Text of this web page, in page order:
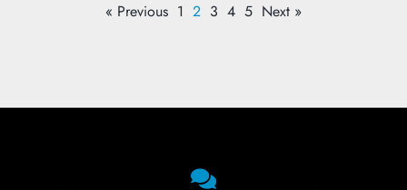
« Previous 1 2 3 4 5 Next »